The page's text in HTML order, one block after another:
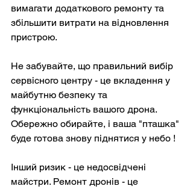
вимагати додаткового ремонту та
збільшити витрати на відновлення
пристрою.
Не забувайте, що правильний вибір
сервісного центру - це вкладення у
майбутню безпеку та
функціональність вашого дрона.
Обережно обирайте, і ваша "пташка"
буде готова знову піднятися у небо !
Інший ризик - це недосвідчені
майстри. Ремонт дронів - це